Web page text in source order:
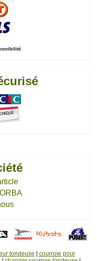
tondeuse
courroie pour